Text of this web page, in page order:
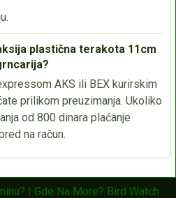
plastična terakota 11cm
AKS ili BEX kurirskim
prilikom preuzimanja. Ukoliko
od 800 dinara plaćanje
na račun.
| Gde Na More? Bird Watch